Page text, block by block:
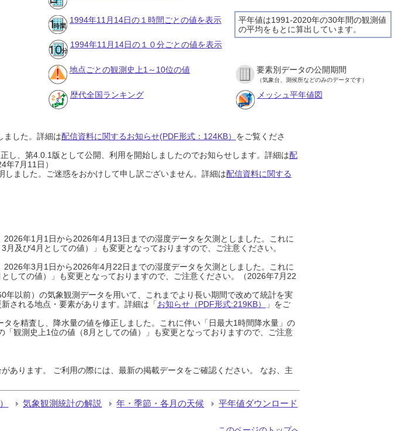
平年値は1991-2020年の30年間の観測値
の平均をもとに算出しています。
1994年11月14日の１時間ごとの値を表示
1994年11月14日の１０分ごとの値を表示
地点ごとの観測史上1～10位の値 要素別データの公開期間
（気象台、測候所などのみのデータです）
歴代全国ランキング メッシュ平年値図
ました。詳細は配信資料に関するお知らせ(PDF形式：124KB） をご覧くださ
し、第4.0.1版として公開、利用を開始しましたのでお知らせします。詳細は配
年7月11日）
ました。ご迷惑をおかけして申し訳ございません。詳細は配信資料に関する
年1月1日から2026年4月13日までの湿度データを欠測としました。これに
及び4月としての値）」も変更となっておりますので、ご注意ください。
年3月1日から2026年4月22日までの湿度データを欠測としました。これに
しての値）」も変更となっておりますので、ご注意ください。（2026年7月22
以前）の気象観測データを用いて、これまでより長い期間で改めて統計を実
される地点・要素があります。詳細は「お知らせ（PDF形式:219KB）
」をご
を精査し、降水量の値を修正しました。これに伴い「日最大1時間降水量」の
観測史上1位の値（8月としての値）」も変更となっておりますので、ご注意
あります。 ご利用の際には、最新の掲載データをご確認ください。 なお、主
気象観測統計の解説 年・季節・各月の天候 平年値ダウンロード